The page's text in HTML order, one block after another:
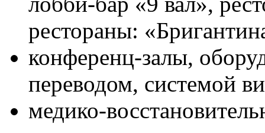
рестораны:
конференц-залы,
переводом, системой
медико-